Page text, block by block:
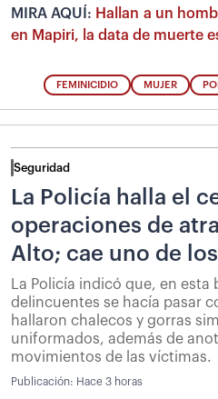
MIRA AQUÍ: Hallan a un
en Mapiri, la data de muerte
FEMINICIDIO MUJER
Seguridad
La Policía halla el
operaciones de
Alto; cae uno de
La Policía indicó que, en esta
delincuentes se hacía pasar
hallaron chalecos y gorras
uniformados, además de
movimientos de las víctimas.
Publicación: Hace 3 horas